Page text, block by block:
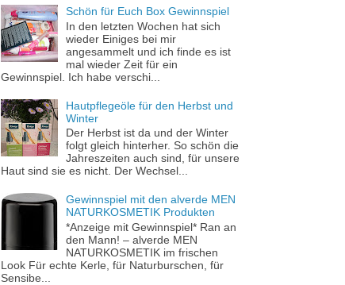
Schön für Euch Box Gewinnspiel
In den letzten Wochen hat sich
wieder Einiges bei mir
angesammelt und ich finde es ist
mal wieder Zeit für ein
Gewinnspiel. Ich habe verschi...
Hautpflegeöle für den Herbst und
Winter
Der Herbst ist da und der Winter
folgt gleich hinterher. So schön die
Jahreszeiten auch sind, für unsere
Haut sind sie es nicht. Der Wechsel...
Gewinnspiel mit den alverde MEN
NATURKOSMETIK Produkten
*Anzeige mit Gewinnspiel* Ran an
den Mann! – alverde MEN
NATURKOSMETIK im frischen
Look Für echte Kerle, für Naturburschen, für
Sensibe...